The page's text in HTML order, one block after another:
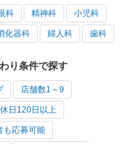
科 精神科 小児科
化器科 婦人科 歯科
り条件で探す
店舗数1～9
日120日以上
も応募可能